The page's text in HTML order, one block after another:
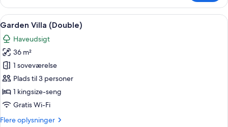
Villa
(Twin)
Indlæs
alle
billeder
af
Garden
Villa
(Double)
Et bambusindrettet værelse med
15
Garden Villa (Double)
Haveudsigt
36 m²
1 soveværelse
Plads til 3 personer
1 kingsize-seng
Gratis Wi-Fi
Flere oplysninger
Flere